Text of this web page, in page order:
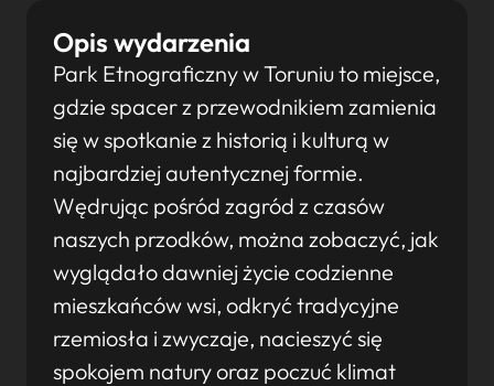
Opis wydarzenia
Park Etnograficzny w Toruniu to miejsce,
gdzie spacer z przewodnikiem zamienia
się w spotkanie z historią i kulturą w
najbardziej autentycznej formie.
Wędrując pośród zagród z czasów
naszych przodków, można zobaczyć, jak
wyglądało dawniej życie codzienne
mieszkańców wsi, odkryć tradycyjne
rzemiosła i zwyczaje, nacieszyć się
spokojem natury oraz poczuć klimat